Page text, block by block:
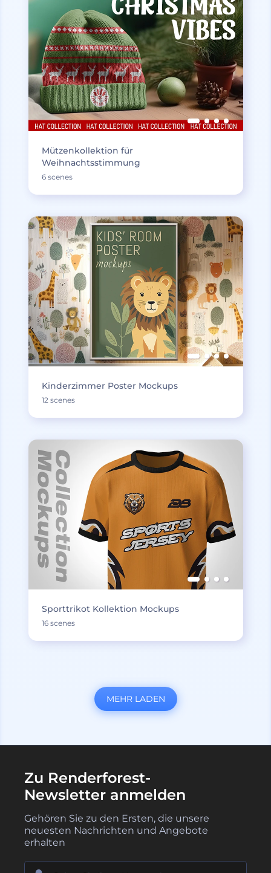
Mützenkollektion für
Weihnachtsstimmung
6 scenes
Kinderzimmer Poster Mockups
12 scenes
Sporttrikot Kollektion Mockups
16 scenes
MEHR LADEN
Zu Renderforest-
Newsletter anmelden
Gehören Sie zu den Ersten, die unsere
neuesten Nachrichten und Angebote
erhalten